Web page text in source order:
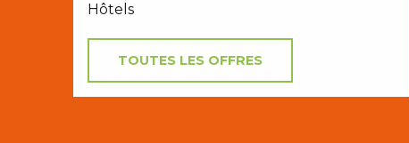
Hôtels
TOUTES LES OFFRES